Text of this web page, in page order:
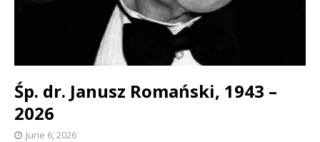
Śp. dr. Janusz Romański, 1943 –
2026
June 6, 2026